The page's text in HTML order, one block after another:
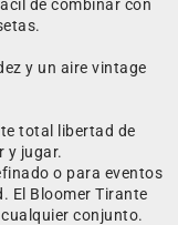
de combinar con
y un aire vintage
total libertad de
y jugar.
o para eventos
El Bloomer Tirante
conjunto.